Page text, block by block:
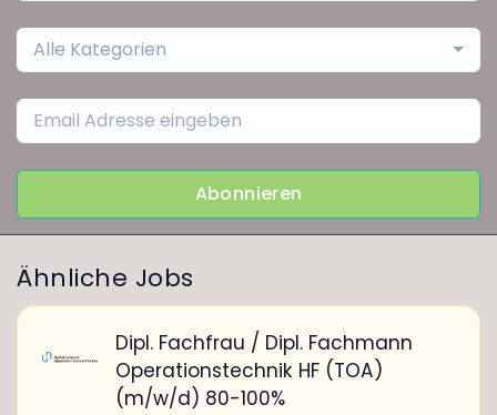
Alle Kategorien
Abonnieren
Ähnliche Jobs
Dipl. Fachfrau / Dipl. Fachmann
Operationstechnik HF (TOA)
(m/w/d) 80-100%